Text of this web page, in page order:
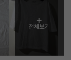
+
전체보기